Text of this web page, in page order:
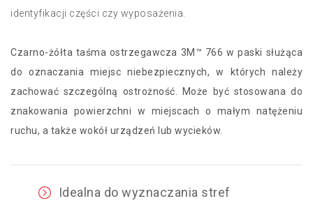
identyfikacji części czy wyposażenia.
Czarno-żółta taśma ostrzegawcza 3M™ 766 w paski służąca
do oznaczania miejsc niebezpiecznych, w których należy
zachować szczególną ostrożność. Może być stosowana do
znakowania powierzchni w miejscach o małym natężeniu
ruchu, a także wokół urządzeń lub wycieków.
Idealna do wyznaczania stref